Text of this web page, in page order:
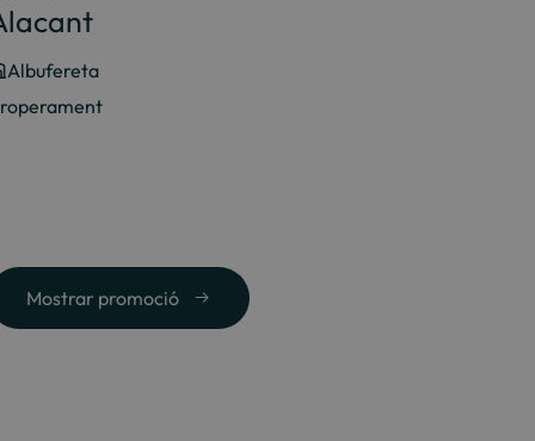
Albufereta
Mostrar promoció